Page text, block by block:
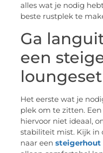
alles wat je nodig
beste rustplek te
Ga
een
loungeset
Het eerste wat je
plek om te zitten.
hiervoor niet ideaal,
stabiliteit mist. Kijk in
naar een steigerhout